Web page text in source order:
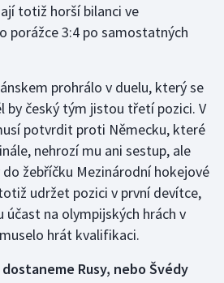
totiž horší bilanci ve
porážce 3:4 po samostatných
prohrálo v duelu, který se
by český tým jistou třetí pozici. V
potvrdit proti Německu, které
nehrozí mu ani sestup, ale
žebříčku Mezinárodní hokejové
udržet pozici v první devítce,
účast na olympijských hrách v
hrát kvalifikaci.
Rusy, nebo Švédy